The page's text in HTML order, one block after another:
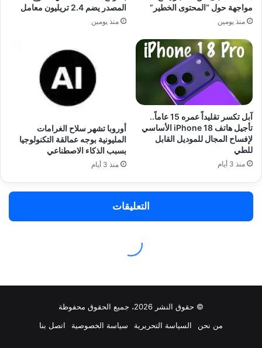
© حقوق النشر 2026، جميع الحقوق محفوظة
من نحن
السياسة التحريرية سياسة الخصوصية اتصل بنا